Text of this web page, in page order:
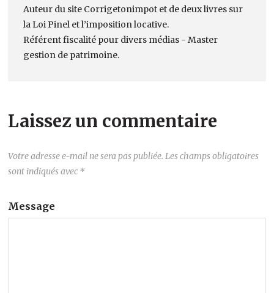
Auteur du site Corrigetonimpot et de deux livres sur
la Loi Pinel et l’imposition locative.
Référent fiscalité pour divers médias - Master
gestion de patrimoine.
Laissez un commentaire
Votre adresse e-mail ne sera pas publiée. Les champs obligatoires
sont indiqués avec *
Message